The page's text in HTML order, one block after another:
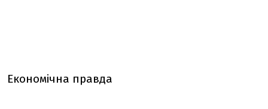
Економічна правда